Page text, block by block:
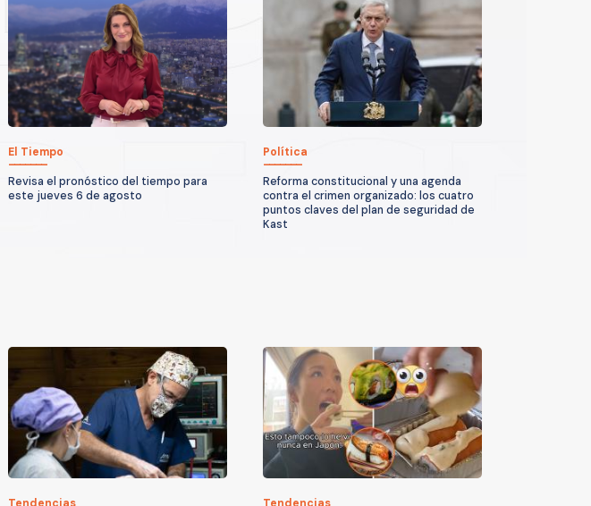
El Tiempo
Revisa el pronóstico del tiempo para
este jueves 6 de agosto
Política
Reforma constitucional y una agenda
contra el crimen organizado: los cuatro
puntos claves del plan de seguridad de
Kast
Tendencias Tendencias